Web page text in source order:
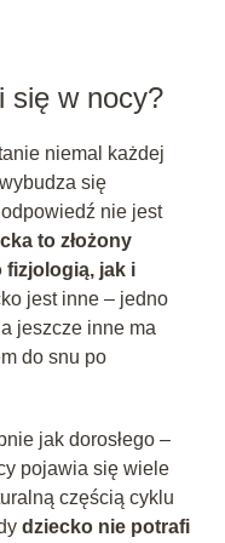
się w nocy?
niemal każdej
się
nie jest
to złożony
fizjologią, jak i
jest inne – jedno
jeszcze inne ma
do snu po
jak dorosłego –
pojawia się wiele
częścią cyklu
dziecko nie potrafi